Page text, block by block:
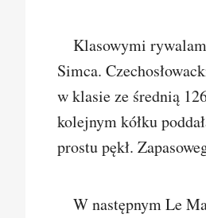
Klasowymi
Simca.
w klasie ze średnią
kolejnym kółku
prostu pękł.
W następnym Le